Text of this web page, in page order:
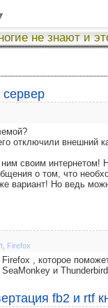
не знают и
сервер
отключили внешний
своим интернетом!
о том, что
вариант! Но ведь
Firefox
Firefox , которое
и
fb2 и rtf